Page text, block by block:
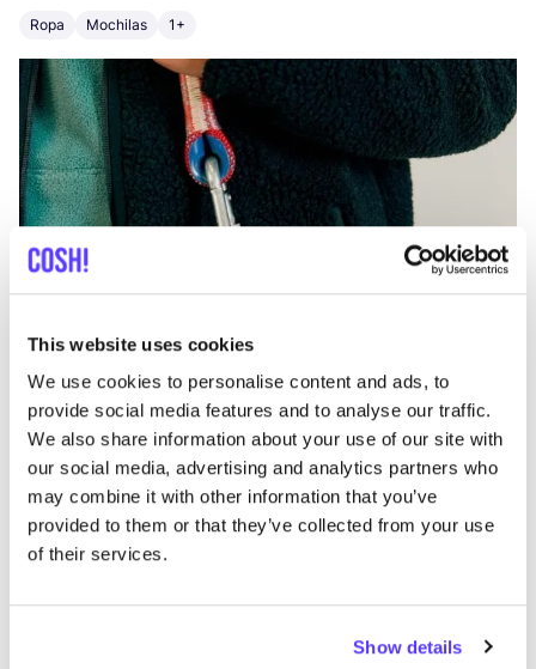
This website uses cookies
We use cookies to personalise content and ads, to
provide social media features and to analyse our traffic.
We also share information about your use of our site with
our social media, advertising and analytics partners who
may combine it with other information that you’ve
provided to them or that they’ve collected from your use
of their services.
Show details
Ropa Mochilas 1+
PreviousNext